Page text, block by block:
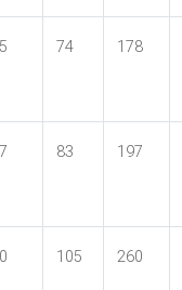
74 178
83 197
105 260